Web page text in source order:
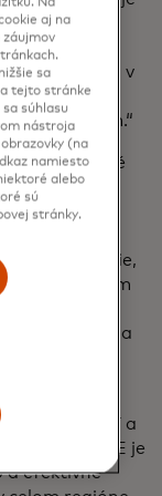
pri
stranami v
s cieľom
systém.“
pokročilé
a
so
systému
informácie,
podvody, čím
a
generálna
RTP
mulí a
TRACE je
a efektívne
Na
aj na
záujmov
sa
tejto stránke
súhlasu
nástroja
(na
namiesto
alebo
sú
stránky.